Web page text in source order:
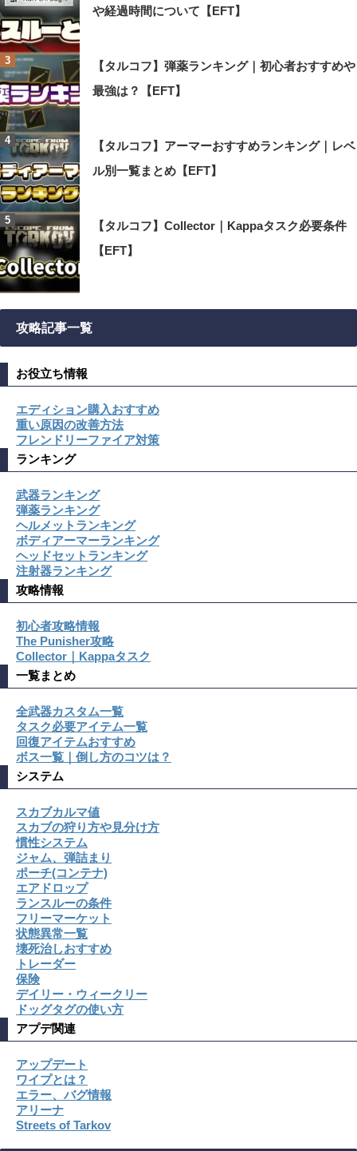
や経過時間について【EFT】
【タルコフ】弾薬ランキング｜初心者おすすめや
最強は？【EFT】
【タルコフ】アーマーおすすめランキング｜レベ
ル別一覧まとめ【EFT】
【タルコフ】Collector｜Kappaタスク必要条件
【EFT】
攻略記事一覧
お役立ち情報
エディション購入おすすめ
重い原因の改善方法
フレンドリーファイア対策
ランキング
武器ランキング
弾薬ランキング
ヘルメットランキング
ボディアーマーランキング
ヘッドセットランキング
注射器ランキング
攻略情報
初心者攻略情報
The Punisher攻略
Collector｜Kappaタスク
一覧まとめ
全武器カスタム一覧
タスク必要アイテム一覧
回復アイテムおすすめ
ボス一覧｜倒し方のコツは？
システム
スカブカルマ値
スカブの狩り方や見分け方
慣性システム
ジャム、弾詰まり
ポーチ(コンテナ)
エアドロップ
ランスルーの条件
フリーマーケット
状態異常一覧
壊死治しおすすめ
トレーダー
保険
デイリー・ウィークリー
ドッグタグの使い方
アプデ関連
アップデート
ワイプとは？
エラー、バグ情報
アリーナ
Streets of Tarkov